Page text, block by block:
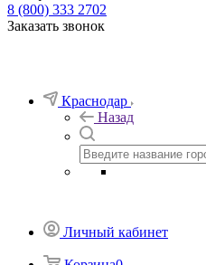
8 (800) 333 2702
Заказать звонок
Краснодар
Назад
Личный кабинет